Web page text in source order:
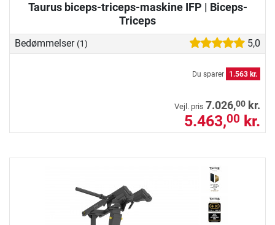
Taurus biceps-triceps-maskine IFP | Biceps-
Triceps
Bedømmelser (1) 5,0
Du sparer 1.563 kr.
Vejl. pris 7.026,00 kr.
5.463,00 kr.